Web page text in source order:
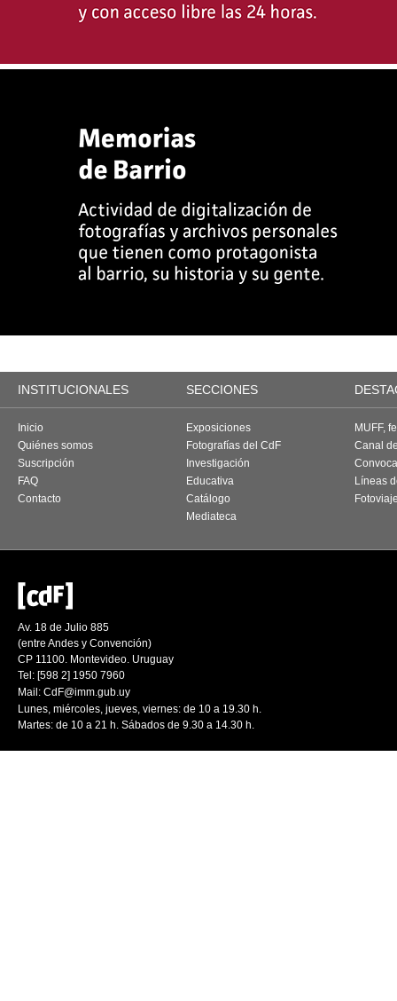
INSTITUCIONALES SECCIONES
Inicio
Quiénes somos
Suscripción
FAQ
Contacto
Exposiciones
Fotografías del CdF
Investigación
Educativa
Catálogo
Mediateca
MUFF,
Canal
Líneas
Av. 18 de Julio 885
(entre Andes y Convención)
CP 11100. Montevideo. Uruguay
Tel: [598 2] 1950 7960
Mail: CdF@imm.gub.uy
Lunes, miércoles, jueves, viernes: de 10 a 19.30 h.
Martes: de 10 a 21 h. Sábados de 9.30 a 14.30 h.